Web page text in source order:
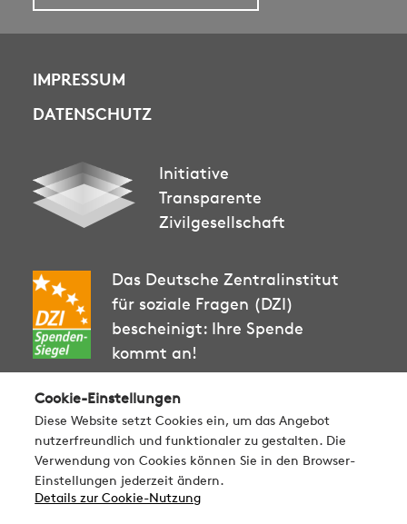
IMPRESSUM
DATENSCHUTZ
Initiative
Transparente
Zivilgesellschaft
Das Deutsche Zentralinstitut
für soziale Fragen (DZI)
bescheinigt: Ihre Spende
kommt an!
MITEINANDER IN
FREUNDSCHAFT ETWAS
BEWEGEN
Cookie-Einstellungen
Diese Website setzt Cookies ein, um das Angebot
nutzerfreundlich und funktionaler zu gestalten. Die
Verwendung von Cookies können Sie in den Browser-
Einstellungen jederzeit ändern.
Details zur Cookie-Nutzung